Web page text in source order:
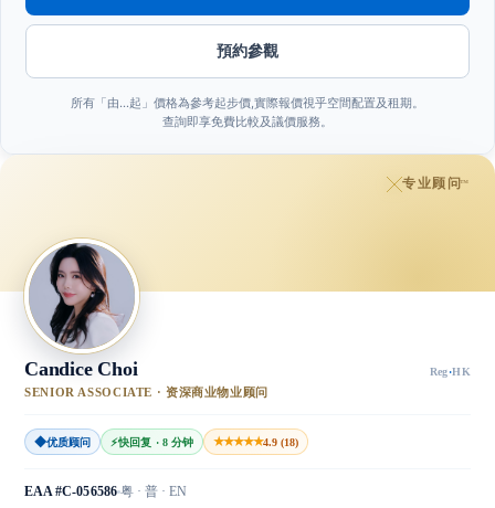
預約參觀
所有「由…起」價格為參考起步價,實際報價視乎空間配置及租期。
查詢即享免費比較及議價服務。
专业顾问™
Candice Choi Reg·HK
SENIOR ASSOCIATE · 资深商业物业顾问
◆优质顾问 ⚡快回复 · 8 分钟 ★★★★★4.9 (18)
EAA #C-056586 粤 · 普 · EN